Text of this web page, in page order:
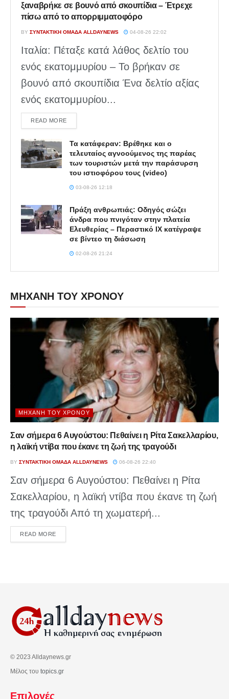
ξαναβρήκε σε βουνό από σκουπίδια – Έτρεχε
πίσω από το απορριμματοφόρο
BY ΣΥΝΤΑΚΤΙΚΉ ΟΜΆΔΑ ALLDAYNEWS 04-08-26 22:02
Ιταλία: Πέταξε κατά λάθος δελτίο του
ενός εκατομμυρίου – Το βρήκαν σε
βουνό από σκουπίδια Ένα δελτίο αξίας
ενός εκατομμυρίου...
READ MOREDETAILS
Τα κατάφεραν: Βρέθηκε και ο
τελευταίος αγνοούμενος της παρέας
των τουριστών μετά την παράσυρση
του ιστιοφόρου τους (video)
03-08-26 12:18
Πράξη ανθρωπιάς: Οδηγός σώζει
άνδρα που πνιγόταν στην πλατεία
Ελευθερίας – Περαστικό ΙΧ κατέγραψε
σε βίντεο τη διάσωση
02-08-26 21:24
ΜΗΧΑΝΗ ΤΟΥ ΧΡΟΝΟΥ
ΜΗΧΑΝΉ ΤΟΥ ΧΡΌΝΟΥ
Σαν σήμερα 6 Αυγούστου: Πεθαίνει η Ρίτα Σακελλαρίου,
η λαϊκή ντίβα που έκανε τη ζωή της τραγούδι
BY ΣΥΝΤΑΚΤΙΚΉ ΟΜΆΔΑ ALLDAYNEWS 06-08-26 22:40
Σαν σήμερα 6 Αυγούστου: Πεθαίνει η Ρίτα
Σακελλαρίου, η λαϊκή ντίβα που έκανε τη ζωή
της τραγούδι Από τη χωματερή...
READ MOREDETAILS
© 2023 Alldaynews.gr
Μέλος του topics.gr
Επιλογές